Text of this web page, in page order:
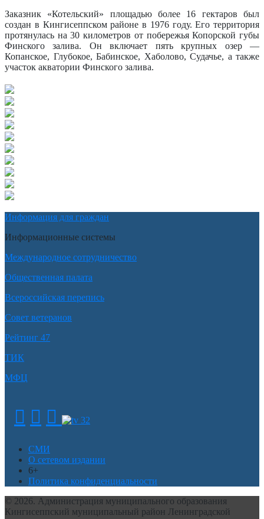
Заказник «Котельский» площадью более 16 гектаров был
создан в Кингисеппском районе в 1976 году. Его территория
протянулась на 30 километров от побережья Копорской губы
Финского залива. Он включает пять крупных озер —
Копанское, Глубокое, Бабинское, Хаболово, Судачье, а также
участок акватории Финского залива.
Информация для граждан
Информационные системы
Международное сотрудничество
Общественная палата
Всероссийская перепись
Совет ветеранов
Рейтинг 47
ТИК
МФЦ
СМИ
О сетевом издании
6+
Политика конфиденциальности
© 2026. Администрация муниципального образования
Кингисеппский муниципальный район Ленинградской